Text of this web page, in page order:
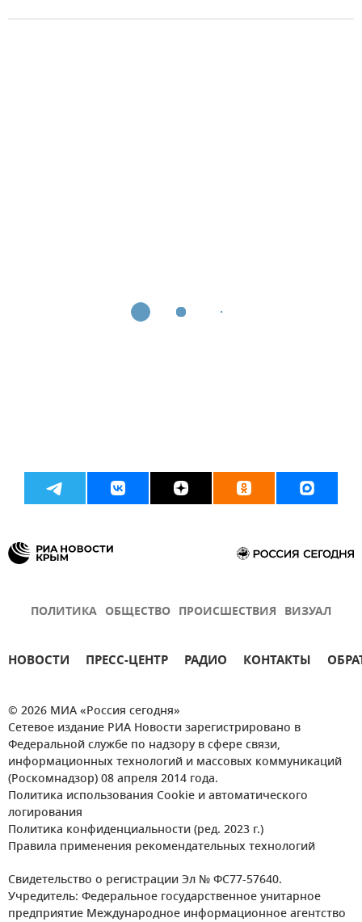
ПОЛИТИКА ОБЩЕСТВО ПРОИСШЕСТВИЯ ВИЗУАЛ
НОВОСТИ ПРЕСС-ЦЕНТР РАДИО КОНТАКТЫ
© 2026 МИА «Россия сегодня»
Сетевое издание РИА Новости зарегистрировано в
Федеральной службе по надзору в сфере связи,
информационных технологий и массовых коммуникаций
(Роскомнадзор) 08 апреля 2014 года.
Политика использования Cookie и автоматического
логирования
Политика конфиденциальности (ред. 2023 г.)
Правила применения рекомендательных технологий
Свидетельство о регистрации Эл № ФС77-57640.
Учредитель: Федеральное государственное унитарное
предприятие Международное информационное агентство